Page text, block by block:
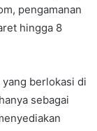
pengamanan
hingga 8
yang berlokasi di
sebagai